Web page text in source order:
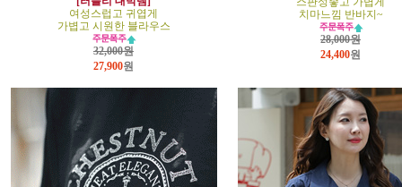
여성스럽고 귀엽게
가볍고 시원한 블라우스
32,000원
27,900원
치마느낌 반바지~
28,000원
24,400원